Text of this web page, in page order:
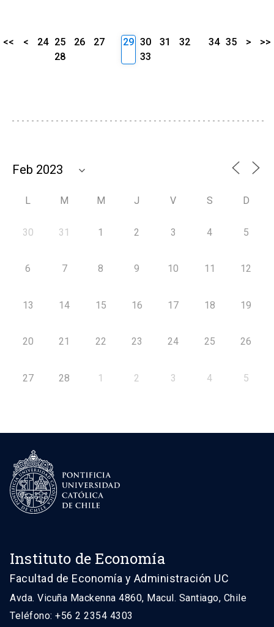
<< < 24 25 26
27
28
29 30 31
32
33
34 35 > >>
L M M J V S D
30 31 1 2 3 4 5
6 7 8 9 10 11 12
13 14 15 16 17 18 19
20 21 22 23 24 25 26
27 28 1 2 3 4 5
Instituto de Economía
Facultad de Economía y Administración UC
Avda. Vicuña Mackenna 4860, Macul. Santiago, Chile
Teléfono: +56 2 2354 4303